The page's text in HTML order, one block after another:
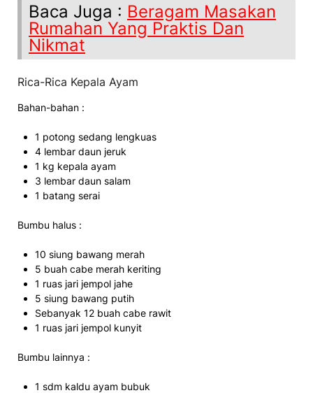
Baca Juga : Beragam Masakan
Rumahan Yang Praktis Dan
Nikmat
Rica-Rica Kepala Ayam
Bahan-bahan :
1 potong sedang lengkuas
4 lembar daun jeruk
1 kg kepala ayam
3 lembar daun salam
1 batang serai
Bumbu halus :
10 siung bawang merah
5 buah cabe merah keriting
1 ruas jari jempol jahe
5 siung bawang putih
Sebanyak 12 buah cabe rawit
1 ruas jari jempol kunyit
Bumbu lainnya :
1 sdm kaldu ayam bubuk